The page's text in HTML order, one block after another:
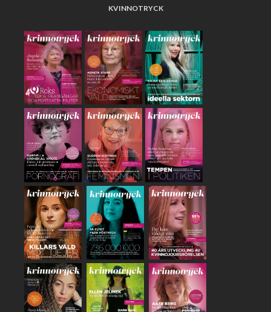
KVINNOTRYCK